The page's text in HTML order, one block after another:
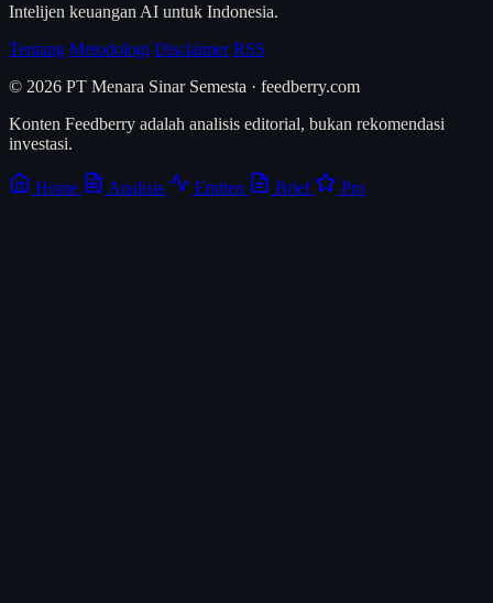
Intelijen keuangan AI untuk Indonesia.
Tentang Metodologi Disclaimer RSS
© 2026 PT Menara Sinar Semesta · feedberry.com
Konten Feedberry adalah analisis editorial, bukan rekomendasi
investasi.
Home Analisis Emiten Brief Pro